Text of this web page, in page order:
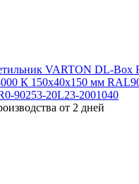
VARTON DL-Box
К 150х40х150 мм
90253-20L23-2001040
от 2 дней